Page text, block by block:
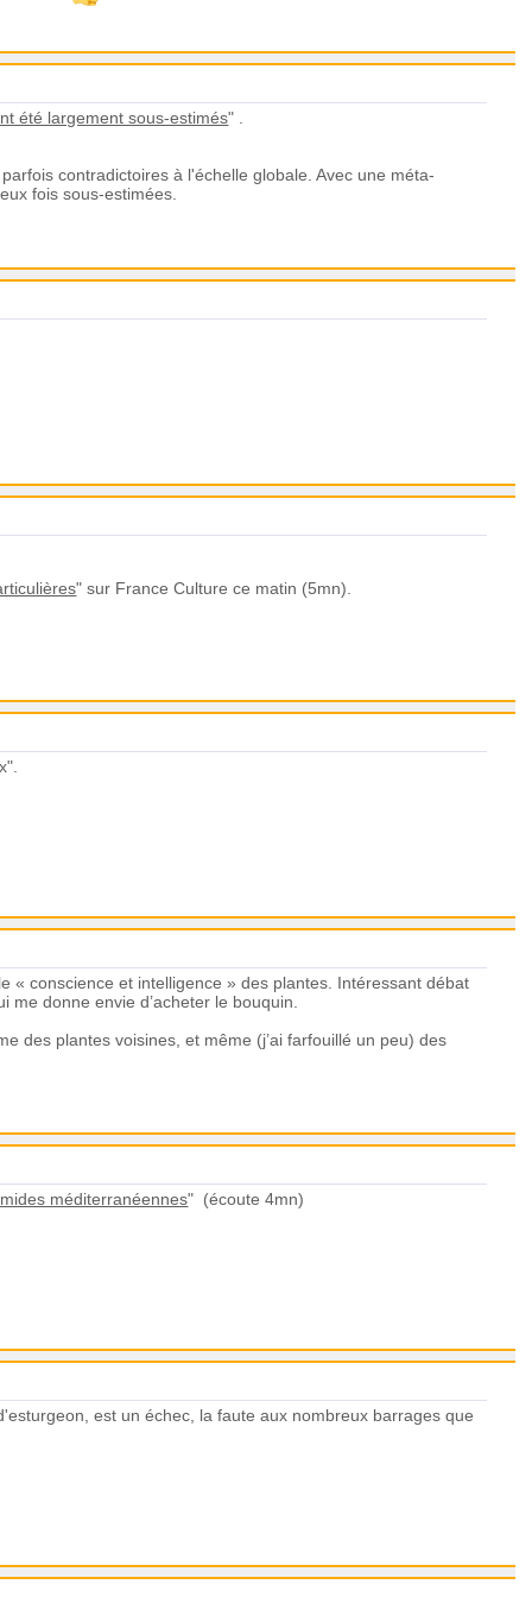
été largement sous-estimés" .
contradictoires à l'échelle globale. Avec une méta-
fois sous-estimées.
" sur France Culture ce matin (5mn).
x".
« conscience et intelligence » des plantes. Intéressant débat
donne envie d’acheter le bouquin.
des plantes voisines, et même (j’ai farfouillé un peu) des
méditerranéennes" (écoute 4mn)
est un échec, la faute aux nombreux barrages que